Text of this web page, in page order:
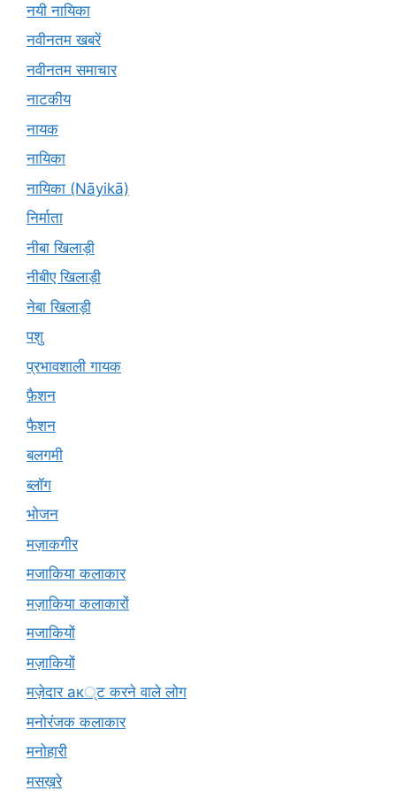
नयी नायिका
नवीनतम खबरें
नवीनतम समाचार
नाटकीय
नायक
नायिका
नायिका (Nāyikā)
निर्माता
नीबा खिलाड़ी
नीबीए खिलाड़ी
नेबा खिलाड़ी
पशु
प्रभावशाली गायक
फ़ैशन
फैशन
बलगमी
ब्लॉग
भोजन
मज़ाकगीर
मजाकिया कलाकार
मज़ाकिया कलाकारों
मजाकियों
मज़ाकियों
मज़ेदार ак्ट करने वाले लोग
मनोरंजक कलाकार
मनोहारी
मसख़रे